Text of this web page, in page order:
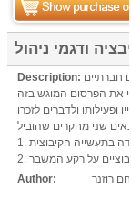
ודגמי ניהול
Description:
בתעשייה הקיבוצית
Author:
רוזנר